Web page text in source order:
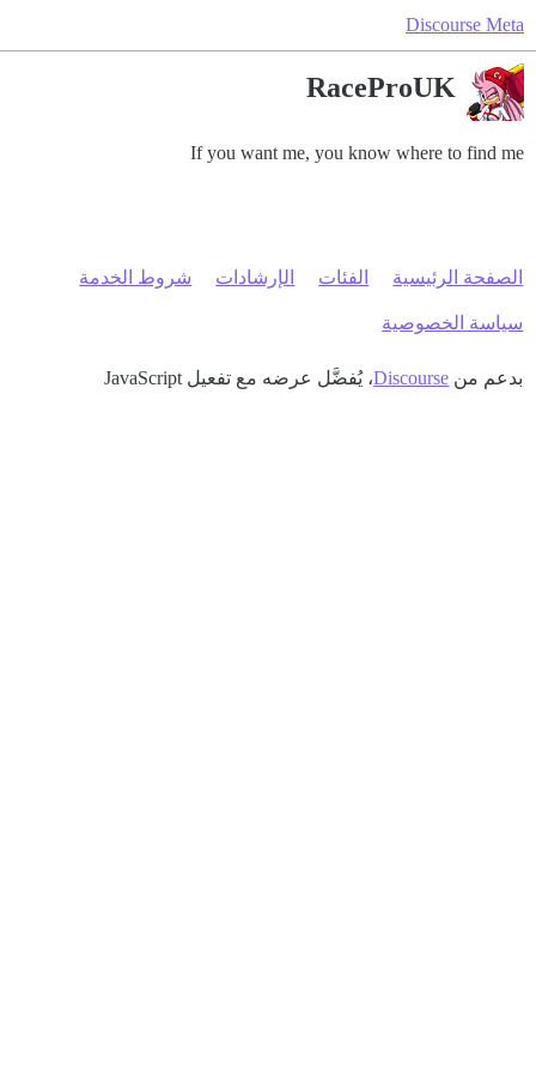
Discourse Meta
RaceProUK
If you want me, you know where to find me
الصفحة الرئيسية الفئات الإرشادات شروط الخدمة
سياسة الخصوصية
بدعم من Discourse، يُفضَّل عرضه مع تفعيل JavaScript